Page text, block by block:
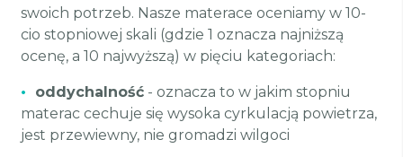
swoich potrzeb. Nasze materace oceniamy w 10-
cio stopniowej skali (gdzie 1 oznacza najniższą
ocenę, a 10 najwyższą) w pięciu kategoriach:
• oddychalność - oznacza to w jakim stopniu
materac cechuje się wysoka cyrkulacją powietrza,
jest przewiewny, nie gromadzi wilgoci